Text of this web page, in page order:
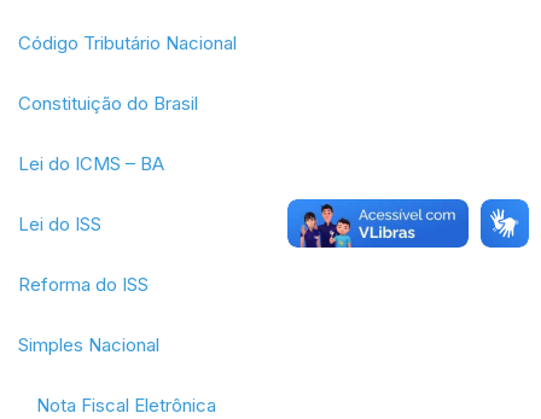
Código Tributário Nacional
Constituição do Brasil
Lei do ICMS – BA
Lei do ISS
Reforma do ISS
Simples Nacional
Nota Fiscal Eletrônica